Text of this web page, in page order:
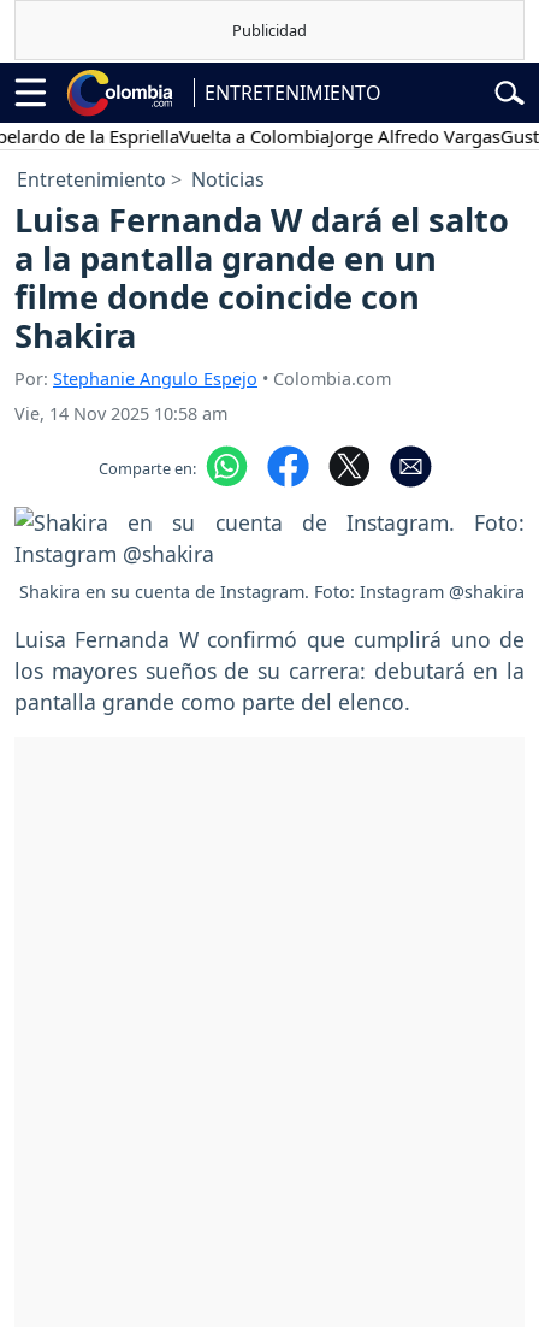
ENTRETENIMIENTO
de la EspriellaVuelta a ColombiaJorge Alfredo VargasGustavo
Entretenimiento Noticias
Luisa Fernanda W dará el salto
a la pantalla grande en un
filme donde coincide con
Shakira
Por: Stephanie Angulo Espejo • Colombia.com
Vie, 14 Nov 2025 10:58 am
Comparte en:
Shakira en su cuenta de Instagram. Foto: Instagram @shakira
Luisa Fernanda W confirmó que cumplirá uno de
los mayores sueños de su carrera: debutará en la
pantalla grande como parte del elenco.